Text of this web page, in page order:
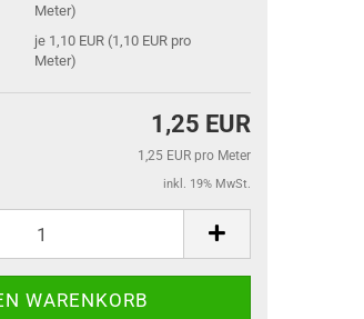
Meter)
je 1,10 EUR (1,10 EUR pro
Meter)
1,25 EUR
1,25 EUR pro Meter
inkl. 19% MwSt.